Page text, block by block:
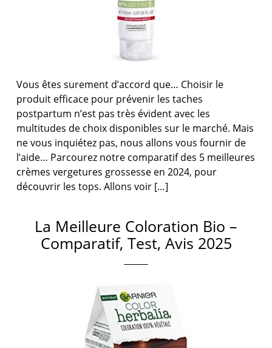
Vous êtes surement d’accord que… Choisir le
produit efficace pour prévenir les taches
postpartum n’est pas très évident avec les
multitudes de choix disponibles sur le marché. Mais
ne vous inquiétez pas, nous allons vous fournir de
l’aide… Parcourez notre comparatif des 5 meilleures
crèmes vergetures grossesse en 2024, pour
découvrir les tops. Allons voir […]
La Meilleure Coloration Bio –
Comparatif, Test, Avis 2025